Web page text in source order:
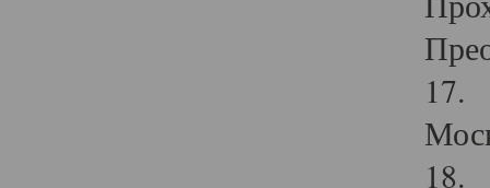
17.
18.